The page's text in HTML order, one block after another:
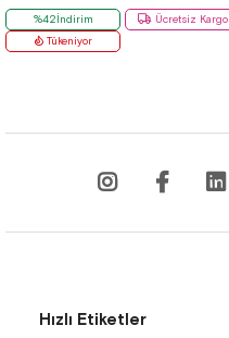
%42İndirim
Ücretsiz Kargo
Tükeniyor
Hızlı Etiketler